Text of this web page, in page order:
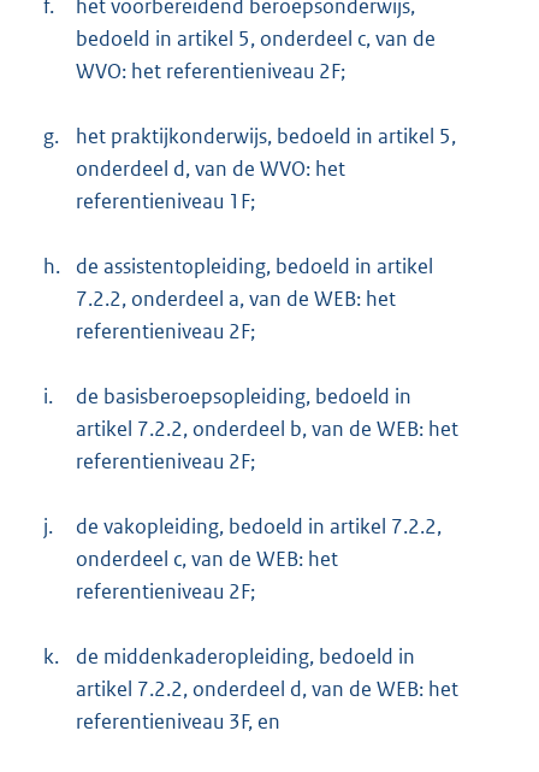
f.
het voorbereidend beroepsonderwijs,
bedoeld in artikel 5, onderdeel c, van de
WVO: het referentieniveau 2F;
g.
het praktijkonderwijs, bedoeld in artikel 5,
onderdeel d, van de WVO: het
referentieniveau 1F;
h.
de assistentopleiding, bedoeld in artikel
7.2.2, onderdeel a, van de WEB: het
referentieniveau 2F;
i.
de basisberoepsopleiding, bedoeld in
artikel 7.2.2, onderdeel b, van de WEB: het
referentieniveau 2F;
j.
de vakopleiding, bedoeld in artikel 7.2.2,
onderdeel c, van de WEB: het
referentieniveau 2F;
k.
de middenkaderopleiding, bedoeld in
artikel 7.2.2, onderdeel d, van de WEB: het
referentieniveau 3F, en